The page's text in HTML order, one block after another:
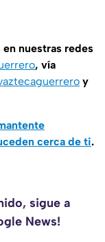
en nuestras redes
, vía
y
cerca de ti.
sigue a
News!